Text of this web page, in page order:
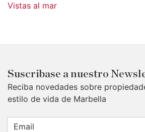
Vistas al mar
Suscribase a nuestro
Reciba novedades sobre
estilo de vida de Marbella